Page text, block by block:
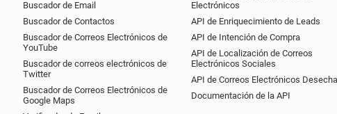
Buscador de Email
Buscador de Contactos
Buscador de Correos Electrónicos de
YouTube
Buscador de correos electrónicos de
Twitter
Buscador de Correos Electrónicos de
Google Maps
Electrónicos
API de Enriquecimiento de Leads
API de Intención de Compra
API de Localización de Correos
Electrónicos Sociales
API de Correos Electrónicos
Documentación de la API